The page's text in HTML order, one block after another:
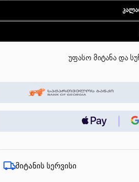
უფასო მიტანა და
მიტანის სერვისი